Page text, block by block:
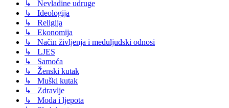
↳ Nevladine udruge
↳ Ideologija
↳ Religija
↳ Ekonomija
↳ Način življenja i međuljudski odnosi
↳ LJES
↳ Samoća
↳ Ženski kutak
↳ Muški kutak
↳ Zdravlje
↳ Moda i ljepota